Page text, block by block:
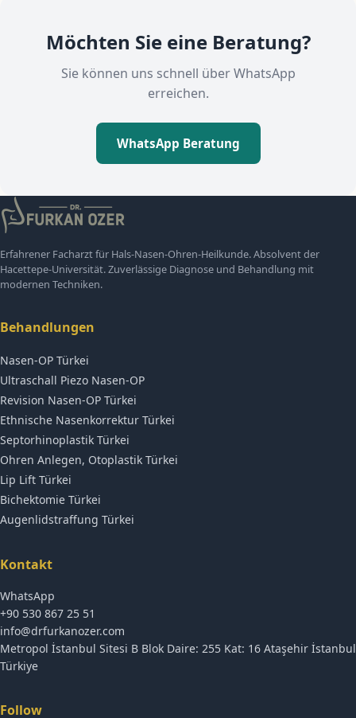
Möchten Sie eine Beratung?
Sie können uns schnell über WhatsApp
erreichen.
WhatsApp Beratung
Erfahrener Facharzt für Hals-Nasen-Ohren-Heilkunde. Absolvent der
Hacettepe-Universität. Zuverlässige Diagnose und Behandlung mit
modernen Techniken.
Behandlungen
Nasen-OP Türkei
Ultraschall Piezo Nasen-OP
Revision Nasen-OP Türkei
Ethnische Nasenkorrektur Türkei
Septorhinoplastik Türkei
Ohren Anlegen, Otoplastik Türkei
Lip Lift Türkei
Bichektomie Türkei
Augenlidstraffung Türkei
Kontakt
WhatsApp
+90 530 867 25 51
info@drfurkanozer.com
Metropol İstanbul Sitesi B Blok Daire: 255 Kat: 16 Ataşehir İstanbul
Türkiye
Follow